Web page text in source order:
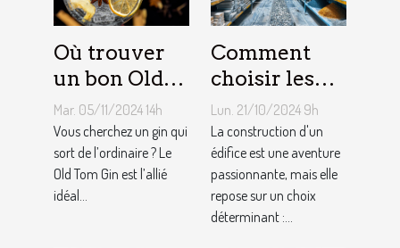
Où trouver
un bon Old
Tom Gin
artisanal ?
Mar. 05/11/2024 14h
Vous cherchez un gin qui
sort de l’ordinaire ? Le
Old Tom Gin est l’allié
idéal...
Comment
choisir les
matériaux de
construction
adaptés à
votre projet
Lun. 21/10/2024 9h
La construction d'un
édifice est une aventure
passionnante, mais elle
repose sur un choix
déterminant :...